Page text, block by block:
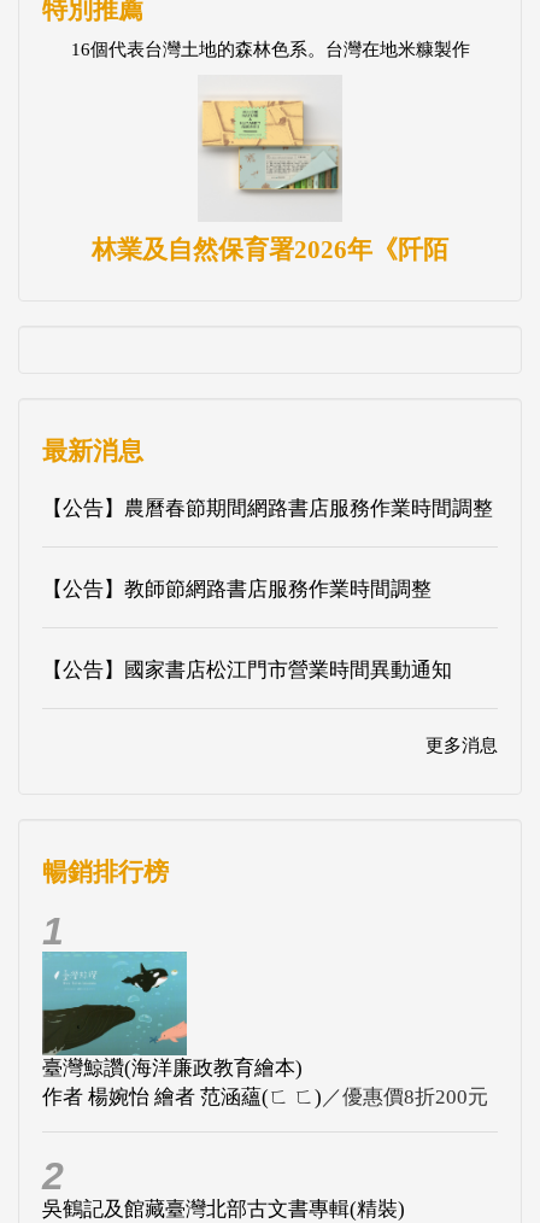
特別推薦
16個代表台灣土地的森林色系。台灣在地米糠製作
林業及自然保育署2026年《阡陌
最新消息
【公告】農曆春節期間網路書店服務作業時間調整
【公告】教師節網路書店服務作業時間調整
【公告】國家書店松江門市營業時間異動通知
更多消息
暢銷排行榜
1
臺灣鯨讚(海洋廉政教育繪本)
作者 楊婉怡 繪者 范涵蘊(ㄈ ㄈ) ／優惠價8折200元
2
吳鶴記及館藏臺灣北部古文書專輯(精裝)